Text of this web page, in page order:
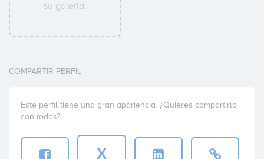
su galería.
COMPARTIR PERFIL
Este perfil tiene una gran apariencia. ¿Quieres compartirlo
con todos?
X